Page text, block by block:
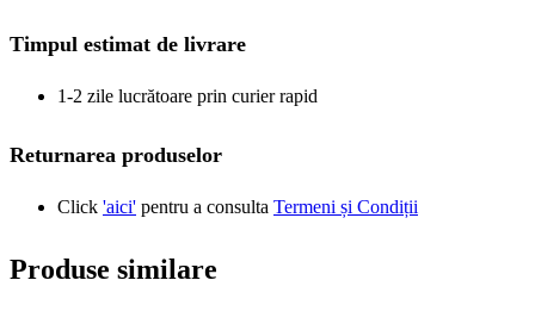
Timpul estimat de livrare
1-2 zile lucrătoare prin curier rapid
Returnarea produselor
Click 'aici' pentru a consulta Termeni și Condiții
Produse similare